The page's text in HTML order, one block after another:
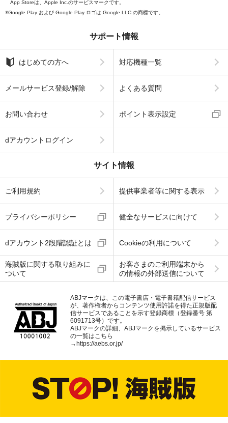
App Storeは、Apple Inc.のサービスマークです。
Google Play および Google Play ロゴは Google LLC の商標です。
サポート情報
はじめての方へ 対応機種一覧
メールサービス登録/解除 よくある質問
お問い合わせ ポイント表示設定
dアカウントログイン
サイト情報
ご利用規約 提供事業者等に関する表示
プライバシーポリシー 健全なサービスに向けて
dアカウント2段階認証とは Cookieの利用について
海賊版に関する取り組みに
ついて
お客さまのご利用端末から
の情報の外部送信について
ABJマークは、この電子書店・電子書籍配信サービス
が、著作権者からコンテンツ使用許諾を得た正規版配
信サービスであることを示す登録商標（登録番号 第
6091713号）です。
ABJマークの詳細、ABJマークを掲示しているサービス
の一覧はこちら
→https://aebs.or.jp/